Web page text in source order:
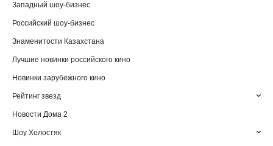
Западный шоу-бизнес
Российский шоу-бизнес
Знаменитости Казахстана
Лучшие новинки российского кино
Новинки зарубежного кино
Рейтинг звезд
Новости Дома 2
Шоу Холостяк